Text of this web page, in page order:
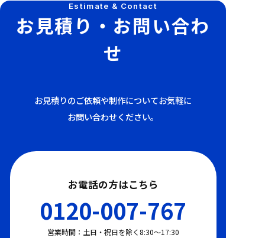
Estimate & Contact
お見積り・お問い合わ
せ
お見積りのご依頼や制作についてお気軽に
お問い合わせください。
お電話の方はこちら
0120-007-767
営業時間：土日・祝日を除く8:30〜17:30